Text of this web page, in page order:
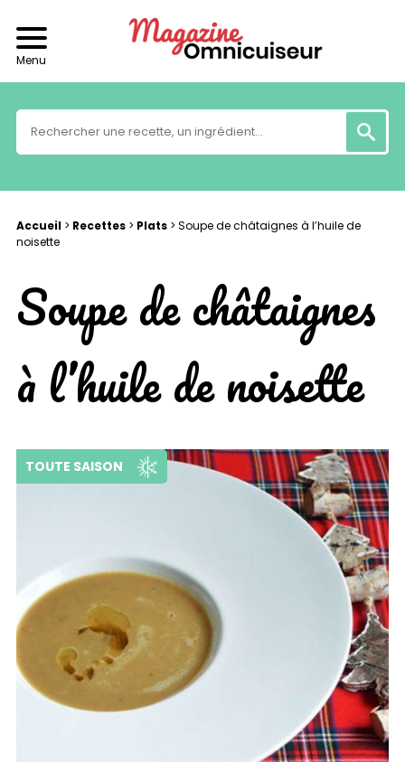
Menu
Accueil> Recettes> Plats> Soupe de châtaignes à l’huile de
noisette
Soupe de châtaignes
à l’huile de noisette
TOUTE SAISON